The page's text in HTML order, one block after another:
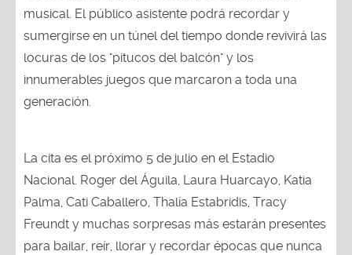
musical. El público asistente podrá recordar y
sumergirse en un túnel del tiempo donde revivirá las
locuras de los "pitucos del balcón" y los
innumerables juegos que marcaron a toda una
generación.
La cita es el próximo 5 de julio en el Estadio
Nacional. Roger del Águila, Laura Huarcayo, Katia
Palma, Cati Caballero, Thalía Estabridis, Tracy
Freundt y muchas sorpresas más estarán presentes
para bailar, reír, llorar y recordar épocas que nunca